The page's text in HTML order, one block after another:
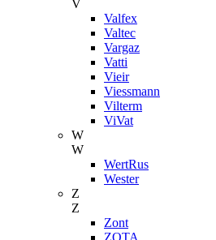
V
Valfex
Valtec
Vargaz
Vatti
Vieir
Viessmann
Vilterm
ViVat
W
W
WertRus
Wester
Z
Z
Zont
ZOTA